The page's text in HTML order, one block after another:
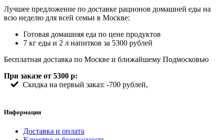
Лучшее предложение по доставке рационов домашней еды на
всю неделю для всей семьи в Москве:
Готовая домашняя еда по цене продуктов
7 кг еды и 2 л напитков за 5300 рублей
Бесплатная доставка по Москве и ближайшему Подмосковью
При заказе от 5300 р:
Скидка на первый заказ: -700 рублей,
Информация
Доставка и оплата